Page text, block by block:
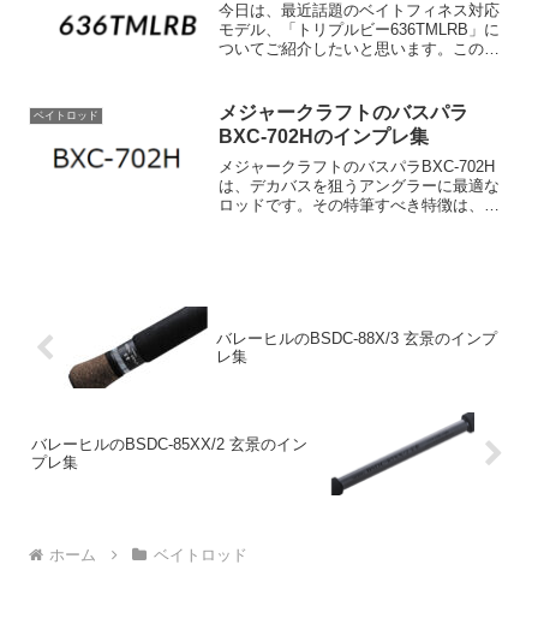
今日は、最近話題のベイトフィネス対応
モデル、「トリプルビー636TMLRB」に
ついてご紹介したいと思います。このモ
ことができるので、釣り愛好家にとって
非常に魅力的な一品...
ベイトロッド
メジャークラフトのバスパラ
BXC-702Hのインプレ集
メジャークラフトのバスパラBXC-702H
は、デカバスを狙うアングラーに最適な
ロッドです。その特筆すべき特徴は、ヘ
バレーヒルのBSDC-88X/3 玄景のインプ
レ集
バレーヒルのBSDC-85XX/2 玄景のイン
プレ集
ホーム ベイトロッド